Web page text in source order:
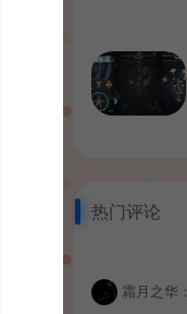
热门评论
霜月之华：